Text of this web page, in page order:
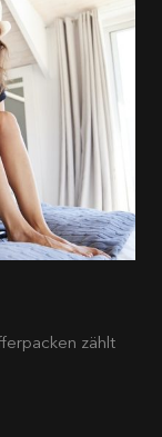
zählt